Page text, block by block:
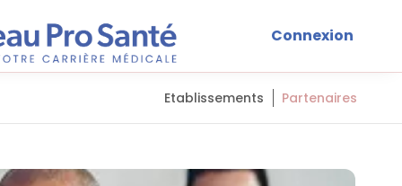
Connexion
Etablissements Partenaires